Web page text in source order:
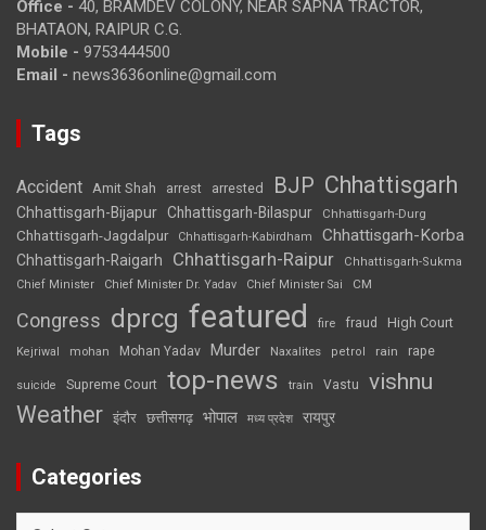
Office - 40, BRAMDEV COLONY, NEAR SAPNA TRACTOR,
BHATAON, RAIPUR C.G.
Mobile - 9753444500
Email - news3636online@gmail.com
Tags
Accident Amit Shah arrest arrested BJP Chhattisgarh
Chhattisgarh-Bijapur Chhattisgarh-Bilaspur Chhattisgarh-Durg
Chhattisgarh-Jagdalpur Chhattisgarh-Kabirdham Chhattisgarh-Korba
Chhattisgarh-Raigarh Chhattisgarh-Raipur
Chhattisgarh-Sukma
Chief Minister
Chief Minister Dr. Yadav Chief Minister Sai CM
Congress dprcg featured fire fraud High Court
Kejriwal mohan Mohan Yadav Murder Naxalites petrol rain rape
suicide Supreme Court top-news train Vastu vishnu
Weather इंदौर छत्तीसगढ़ भोपाल मध्य प्रदेश रायपुर
Categories